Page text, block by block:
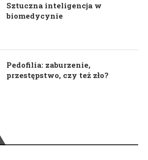
Sztuczna inteligencja w
biomedycynie
Pedofilia: zaburzenie,
przestępstwo, czy też zło?